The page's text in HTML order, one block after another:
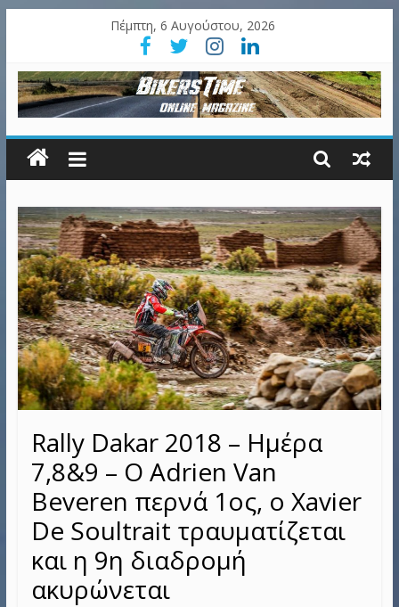
Πέμπτη, 6 Αυγούστου, 2026
Rally Dakar 2018 – Ημέρα
7,8&9 – Ο Adrien Van
Beveren περνά 1ος, ο Xavier
De Soultrait τραυματίζεται
και η 9η διαδρομή
ακυρώνεται